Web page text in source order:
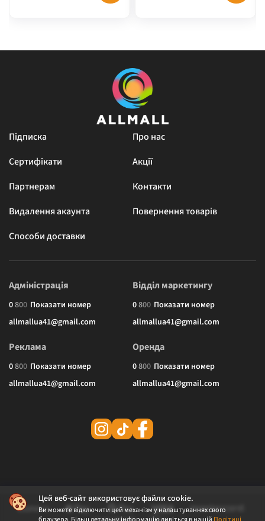
Цей веб-сайт використовує файли cookie.
Ви можете відключити цей механізм у налаштуваннях свого
Підписка
Про нас
Сертифікати
Акції
Партнерам
Контакти
Видалення акаунта
Повернення товарів
Способи доставки
Адміністрація
0800 Показати номер
allmallua41@gmail.com
Відділ маркетингу
0800 Показати номер
allmallua41@gmail.com
Реклама
0800 Показати номер
allmallua41@gmail.com
Оренда
0800 Показати номер
allmallua41@gmail.com